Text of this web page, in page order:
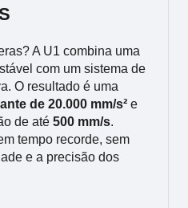
A U1 combina uma
com um sistema de
O resultado é uma
de 20.000 mm/s² e
de até 500 mm/s.
tempo recorde, sem
e a precisão dos